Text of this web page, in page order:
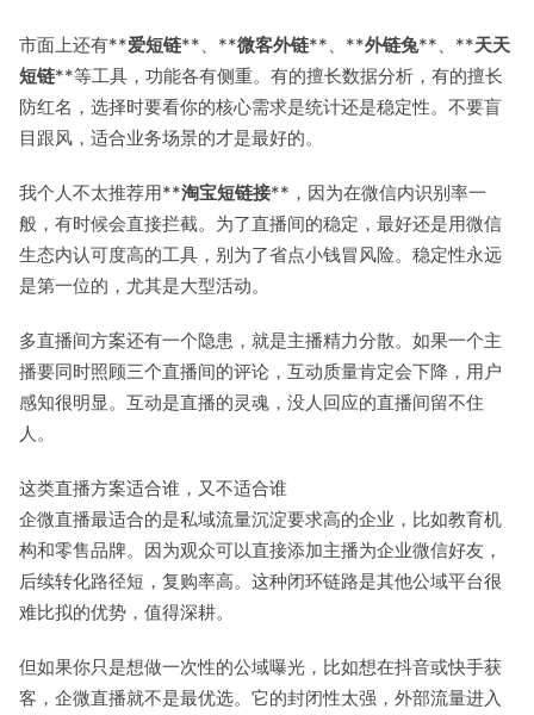
市面上还有**爱短链**、**微客外链**、**外链兔**、**天天
短链**等工具，功能各有侧重。有的擅长数据分析，有的擅长
防红名，选择时要看你的核心需求是统计还是稳定性。不要盲
目跟风，适合业务场景的才是最好的。
我个人不太推荐用**淘宝短链接**，因为在微信内识别率一
般，有时候会直接拦截。为了直播间的稳定，最好还是用微信
生态内认可度高的工具，别为了省点小钱冒风险。稳定性永远
是第一位的，尤其是大型活动。
多直播间方案还有一个隐患，就是主播精力分散。如果一个主
播要同时照顾三个直播间的评论，互动质量肯定会下降，用户
感知很明显。互动是直播的灵魂，没人回应的直播间留不住
人。
这类直播方案适合谁，又不适合谁
企微直播最适合的是私域流量沉淀要求高的企业，比如教育机
构和零售品牌。因为观众可以直接添加主播为企业微信好友，
后续转化路径短，复购率高。这种闭环链路是其他公域平台很
难比拟的优势，值得深耕。
但如果你只是想做一次性的公域曝光，比如想在抖音或快手获
客，企微直播就不是最优选。它的封闭性太强，外部流量进入